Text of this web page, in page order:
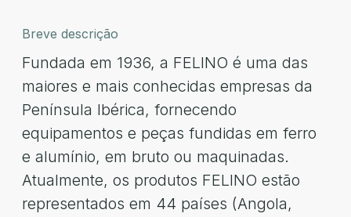
Breve descrição
Fundada em 1936, a FELINO é uma das
maiores e mais conhecidas empresas da
Península Ibérica, fornecendo
equipamentos e peças fundidas em ferro
e alumínio, em bruto ou maquinadas.
Atualmente, os produtos FELINO estão
representados em 44 países (Angola,